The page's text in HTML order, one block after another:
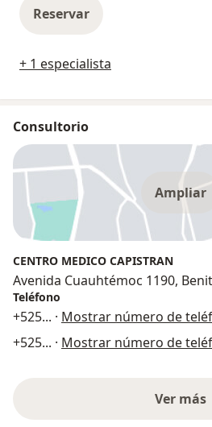
Reservar
+ 1 especialista
Consultorio
Ampliar
CENTRO MEDICO CAPISTRAN
Avenida Cuauhtémoc 1190,
Teléfono
+525... · Mostrar número de
+525... · Mostrar número de
Ver más